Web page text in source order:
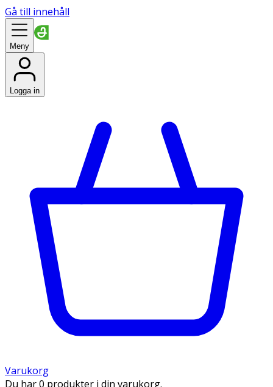
Gå till innehåll
Meny
Logga in
Varukorg
Du har 0 produkter i din varukorg.